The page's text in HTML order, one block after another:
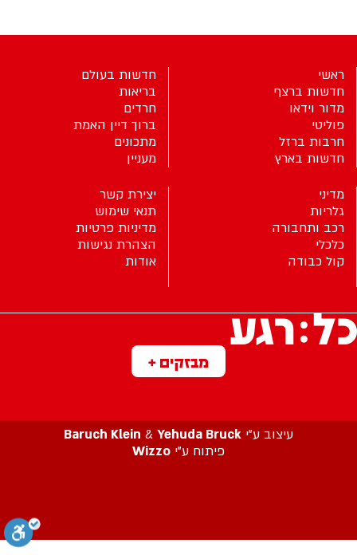
מבזקים +
ראשי
חדשות ברצף
מדור וידאו
פוליטי
חרבות ברזל
חדשות בארץ
חדשות בעולם
בריאות
חרדים
ברוך דיין האמת
מתכונים
מעניין
מדיני
גלריות
רכב ותחבורה
כלכלי
קול כבודה
יצירת קשר
תנאי שימוש
מדיניות פרטיות
הצהרת נגישות
אודות
עיצוב ע”י Baruch Klein & Yehuda Bruck
פיתוח ע”י Wizzo